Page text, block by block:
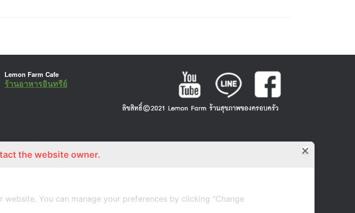
Lemon Farm Cafe
ร้านอาหารอินทรีย์
SiteOriginTheme
the website owner.
You can manage your preferences by clicking "Change